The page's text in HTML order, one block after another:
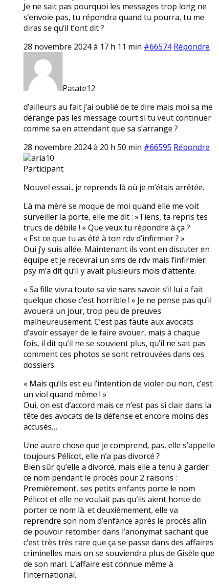
Je ne sait pas pourquoi les messages trop long ne
s’envoie pas, tu répondra quand tu pourra, tu me
diras se qu’il t’ont dit ?
28 novembre 2024 à 17 h 11 min #66574 Répondre
Patate12
d’ailleurs au fait j’ai oublié de te dire mais moi sa me
dérange pas les message court si tu veut continuer
comme sa en attendant que sa s’arrange ?
28 novembre 2024 à 20 h 50 min #66595 Répondre
aria10
Participant
Nouvel essai.. je reprends là où je m’étais arrêtée.
Là ma mère se moque de moi quand elle me voit
surveiller la porte, elle me dit : »Tiens, ta repris tes
trucs de débile ! » Que veux tu répondre à ça ?
« Est ce que tu as été à ton rdv d’infirmier ? »
Oui j’y suis allée. Maintenant ils vont en discuter en
équipe et je recevrai un sms de rdv mais l’infirmier
psy m’a dit qu’il y avait plusieurs mois d’attente.
« Sa fille vivra toute sa vie sans savoir s’il lui a fait
quelque chose c’est horrible ! » Je ne pense pas qu’il
avouera un jour, trop peu de preuves
malheureusement. C’est pas faute aux avocats
d’avoir essayer de le faire avouer, mais à chaque
fois, il dit qu’il ne se souvient plus, qu’il ne sait pas
comment ces photos se sont retrouvées dans ces
dossiers.
« Mais qu’ils est eu l’intention de violer ou non, c’est
un viol quand même ! »
Oui, on est d’accord mais ce n’est pas si clair dans la
tête des avocats de la défense et encore moins des
accusés…
Une autre chose que je comprend, pas, elle s’appelle
toujours Pélicot, elle n’a pas divorcé ?
Bien sûr qu’elle a divorcé, mais elle a tenu à garder
ce nom pendant le procès pour 2 raisons :
Premièrement, ses petits enfants porte le nom
Pélicot et elle ne voulait pas qu’ils aient honte de
porter ce nom là. et deuxièmement, elle va
reprendre son nom d’enfance après le procès afin
de pouvoir retomber dans l’anonymat sachant que
c’est très très rare que ça se passe dans des affaires
criminelles mais on se souviendra plus de Gisèle que
de son mari. L’affaire est connue même à
l’international.